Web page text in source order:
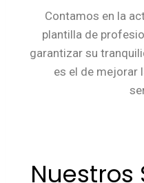
Contamos en la
plantilla de
garantizar su
es el de mejorar
Nuestros